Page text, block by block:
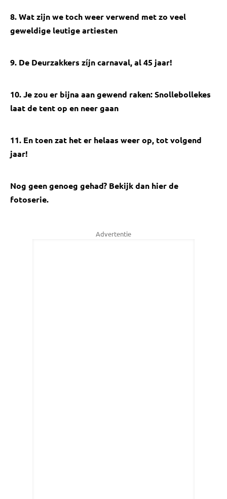
8. Wat zijn we toch weer verwend met zo veel
geweldige leutige artiesten
9. De Deurzakkers zíjn carnaval, al 45 jaar!
10. Je zou er bijna aan gewend raken: Snollebollekes
laat de tent op en neer gaan
11. En toen zat het er helaas weer op, tot volgend
jaar!
Nog geen genoeg gehad? Bekijk dan hier de
fotoserie.
Advertentie